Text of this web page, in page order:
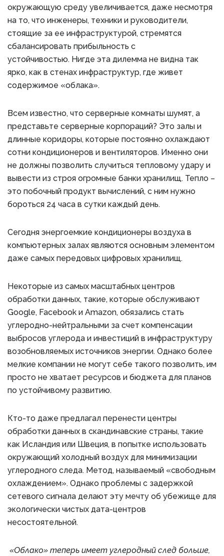
окружающую среду увеличивается, даже несмотря
на то, что инженеры, техники и руководители,
стоящие за ее инфраструктурой, стремятся
сбалансировать прибыльность с
устойчивостью. Нигде эта дилемма не видна так
ярко, как в стенах инфраструктур, где живет
содержимое «облака».
Всем известно, что серверные комнаты шумят, а
представьте серверные корпораций? Это залы и
длинные коридоры, которые постоянно охлаждают
сотни кондиционеров и вентиляторов. Именно они
не должны позволить случиться тепловому удару и
вывести из строя огромные банки хранилищ. Тепло –
это побочный продукт вычислений, с ним нужно
бороться 24 часа в сутки каждый день.
Сегодня энергоемкие кондиционеры воздуха в
компьютерных залах являются основным элементом
даже самых передовых цифровых хранилищ.
Некоторые из самых масштабных центров
обработки данных, такие, которые обслуживают
Google, Facebook и Amazon, обязались стать
углеродно-нейтральными за счет компенсации
выбросов углерода и инвестиций в инфраструктуру
возобновляемых источников энергии. Однако более
мелкие компании не могут себе такого позволить, им
просто не хватает ресурсов и бюджета для планов
по устойчивому развитию.
Кто-то даже предлагал перенести центры
обработки данных в скандинавские страны, такие
как Исландия или Швеция, в попытке использовать
окружающий холодный воздух для минимизации
углеродного следа. Метод, называемый «свободным
охлаждением». Однако проблемы с задержкой
сетевого сигнала делают эту мечту об убежище для
экологически чистых дата-центров
несостоятельной.
«Облако» теперь имеет углеродный след больше,